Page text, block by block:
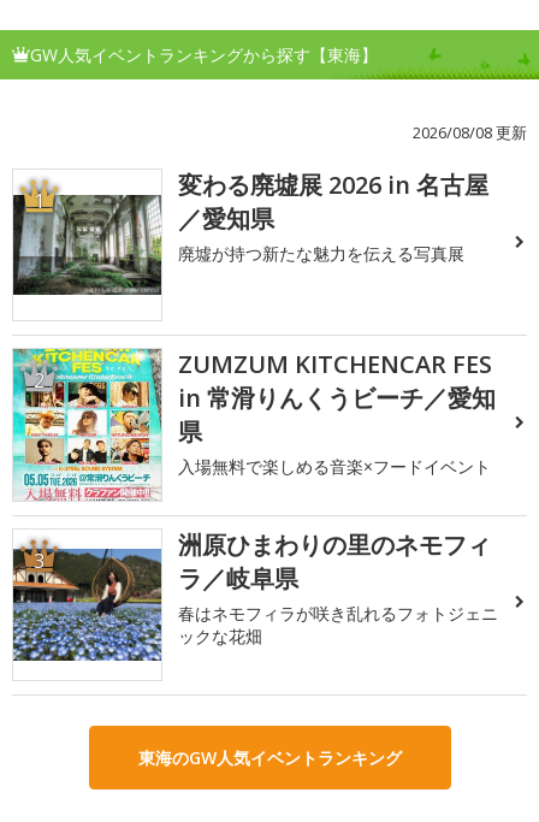
GW人気イベントランキングから探す【東海】
2026/08/08 更新
1
変わる廃墟展 2026 in 名古屋
／愛知県
廃墟が持つ新たな魅力を伝える写真展
2
ZUMZUM KITCHENCAR FES
in 常滑りんくうビーチ／愛知
県
入場無料で楽しめる音楽×フードイベント
3
洲原ひまわりの里のネモフィ
ラ／岐阜県
春はネモフィラが咲き乱れるフォトジェニ
ックな花畑
東海のGW人気イベントランキング